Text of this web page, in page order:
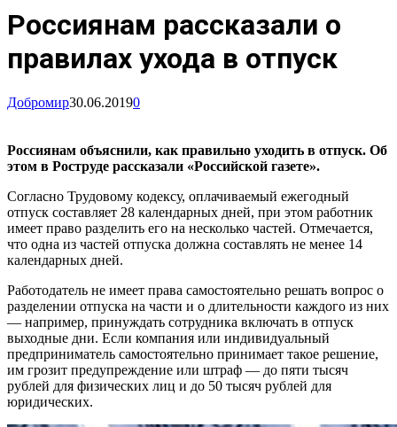
Россиянам рассказали о
правилах ухода в отпуск
Добромир30.06.20190
Россиянам объяснили, как правильно уходить в отпуск. Об
этом в Роструде рассказали «Российской газете».
Согласно Трудовому кодексу, оплачиваемый ежегодный
отпуск составляет 28 календарных дней, при этом работник
имеет право разделить его на несколько частей. Отмечается,
что одна из частей отпуска должна составлять не менее 14
календарных дней.
Работодатель не имеет права самостоятельно решать вопрос о
разделении отпуска на части и о длительности каждого из них
— например, принуждать сотрудника включать в отпуск
выходные дни. Если компания или индивидуальный
предприниматель самостоятельно принимает такое решение,
им грозит предупреждение или штраф — до пяти тысяч
рублей для физических лиц и до 50 тысяч рублей для
юридических.